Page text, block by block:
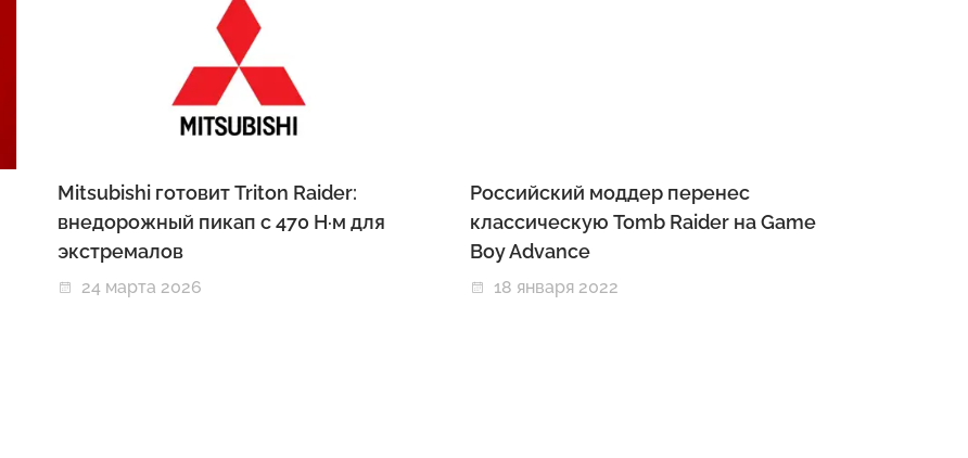
Mitsubishi готовит Triton Raider:
внедорожный пикап с 470 Н·м для
экстремалов
24 марта 2026
Российский моддер перенес
классическую Tomb Raider на Game
Boy Advance
18 января 2022